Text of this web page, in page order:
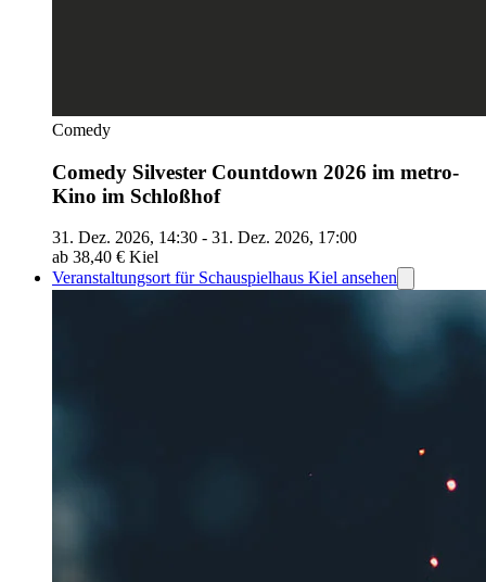
Comedy
Comedy Silvester Countdown 2026 im metro-
Kino im Schloßhof
31. Dez. 2026, 14:30 - 31. Dez. 2026, 17:00
ab 38,40 € Kiel
Veranstaltungsort für Schauspielhaus Kiel ansehen